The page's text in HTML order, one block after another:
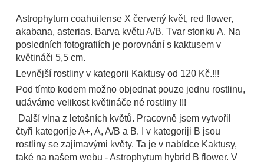
Astrophytum coahuilense X červený květ, red flower,
akabana, asterias. Barva květu A/B. Tvar stonku A. Na
posledních fotografiích je porovnání s kaktusem v
květináči 5,5 cm.
Levnější rostliny v kategorii Kaktusy od 120 Kč.!!!
Pod tímto kodem možno objednat pouze jednu rostlinu,
udáváme velikost květináče né rostliny !!!
Další vlna z letošních květů. Pracovně jsem vytvořil
čtyři kategorije A+, A, A/B a B. I v kategoriji B jsou
rostliny se zajímavými květy. Ta je v nabídce Kaktusy,
také na našem webu - Astrophytum hybrid B flower. V